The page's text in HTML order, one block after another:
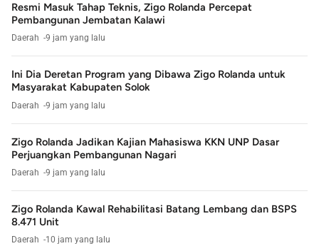
Resmi Masuk Tahap Teknis, Zigo Rolanda Percepat
Pembangunan Jembatan Kalawi
Daerah 9 jam yang lalu
Ini Dia Deretan Program yang Dibawa Zigo Rolanda untuk
Masyarakat Kabupaten Solok
Daerah 9 jam yang lalu
Zigo Rolanda Jadikan Kajian Mahasiswa KKN UNP Dasar
Perjuangkan Pembangunan Nagari
Daerah 9 jam yang lalu
Zigo Rolanda Kawal Rehabilitasi Batang Lembang dan BSPS
8.471 Unit
Daerah 10 jam yang lalu